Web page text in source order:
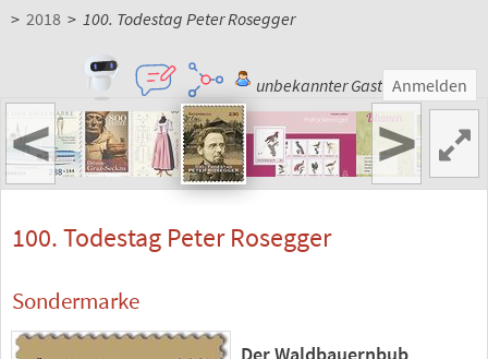
> 2018 > 100. Todestag Peter Rosegger
unbekannter Gast Anmelden
< >
100. Todestag Peter Rosegger
Sondermarke